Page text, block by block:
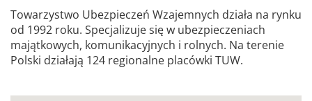
Towarzystwo Ubezpieczeń Wzajemnych działa na rynku
od 1992 roku. Specjalizuje się w ubezpieczeniach
majątkowych, komunikacyjnych i rolnych. Na terenie
Polski działają 124 regionalne placówki TUW.